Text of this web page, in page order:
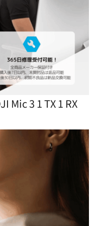
Mic 3 1 TX 1 RX